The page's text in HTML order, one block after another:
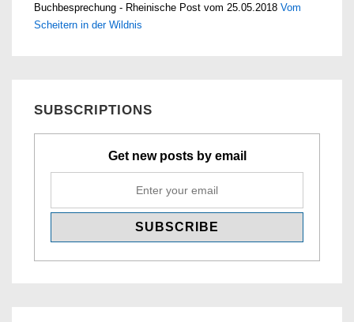
Buchbesprechung - Rheinische Post vom 25.05.2018 Vom
Scheitern in der Wildnis
SUBSCRIPTIONS
Get new posts by email